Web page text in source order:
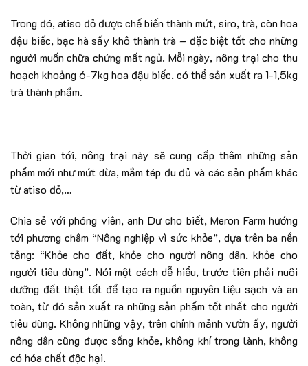
Trong đó, atiso đỏ được chế biến thành mứt, siro, trà, còn hoa
đậu biếc, bạc hà sấy khô thành trà – đặc biệt tốt cho những
người muốn chữa chứng mất ngủ. Mỗi ngày, nông trại cho thu
hoạch khoảng 6-7kg hoa đậu biếc, có thể sản xuất ra 1-1,5kg
trà thành phẩm.
Thời gian tới, nông trại này sẽ cung cấp thêm những sản
phẩm mới như mứt dừa, mắm tép đu đủ và các sản phẩm khác
từ atiso đỏ,…
Chia sẻ với phóng viên, anh Dư cho biết, Meron Farm hướng
tới phương châm “Nông nghiệp vì sức khỏe”, dựa trên ba nền
tảng: “Khỏe cho đất, khỏe cho người nông dân, khỏe cho
người tiêu dùng”. Nói một cách dễ hiểu, trước tiên phải nuôi
dưỡng đất thật tốt để tạo ra nguồn nguyên liệu sạch và an
toàn, từ đó sản xuất ra những sản phẩm tốt nhất cho người
tiêu dùng. Không những vậy, trên chính mảnh vườn ấy, người
nông dân cũng được sống khỏe, không khí trong lành, không
có hóa chất độc hại.